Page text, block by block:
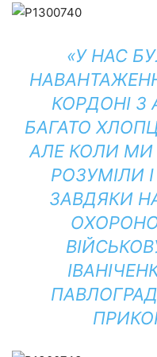
«У НАС
КОРДОНІ З
БАГАТО
АЛЕ КОЛИ МИ
РОЗУМІЛИ
ЗАВДЯКИ